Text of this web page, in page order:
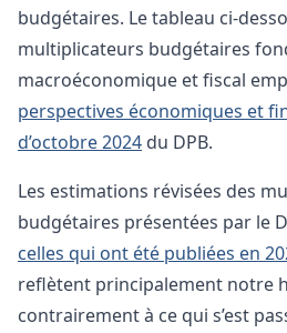
budgétaires. Le tableau ci-
multiplicateurs budgétaires
macroéconomique et fiscal
perspectives économiques et
d’octobre 2024 du DPB.
Les estimations révisées des
budgétaires présentées par le
celles qui ont été publiées en
reflètent principalement notre
contrairement à ce qui s’est